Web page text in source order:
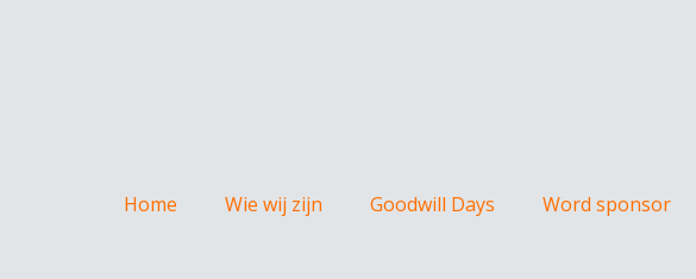
Home Wie wij zijn Goodwill Days Word sponsor